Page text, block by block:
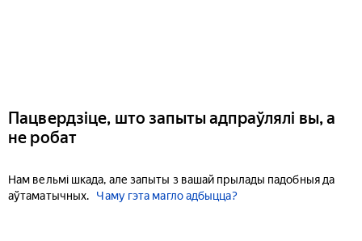
Пацвердзіце, што запыты адпраўлялі вы, а
не робат
Нам вельмі шкада, але запыты з вашай прылады падобныя да
аўтаматычных.
Чаму гэта магло адбыцца?